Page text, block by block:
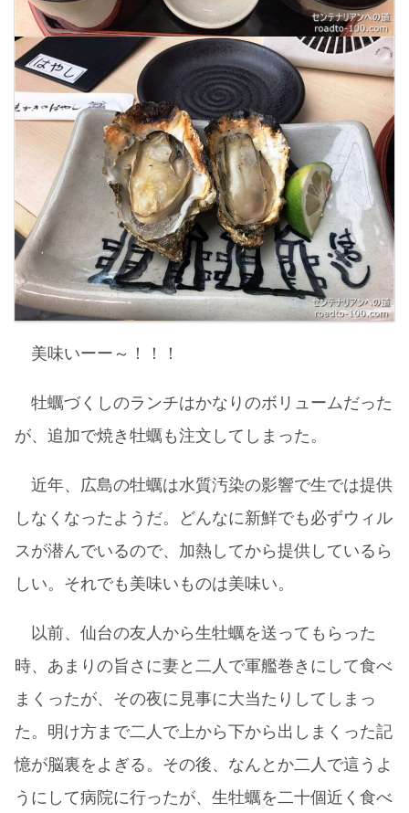
美味いーー～！！！
牡蠣づくしのランチはかなりのボリュームだった
が、追加で焼き牡蠣も注文してしまった。
近年、広島の牡蠣は水質汚染の影響で生では提供
しなくなったようだ。どんなに新鮮でも必ずウィル
スが潜んでいるので、加熱してから提供しているら
しい。それでも美味いものは美味い。
以前、仙台の友人から生牡蠣を送ってもらった
時、あまりの旨さに妻と二人で軍艦巻きにして食べ
まくったが、その夜に見事に大当たりしてしまっ
た。明け方まで二人で上から下から出しまくった記
憶が脳裏をよぎる。その後、なんとか二人で這うよ
うにして病院に行ったが、生牡蠣を二十個近く食べ